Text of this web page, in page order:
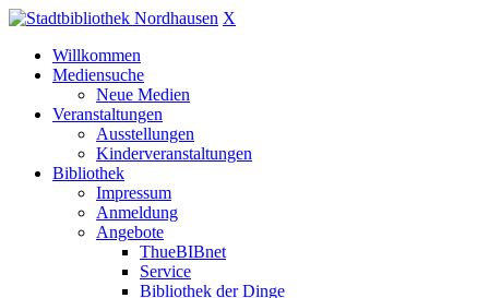
X
Willkommen
Mediensuche
Neue Medien
Veranstaltungen
Ausstellungen
Kinderveranstaltungen
Bibliothek
Impressum
Anmeldung
Angebote
ThueBIBnet
Service
Bibliothek der Dinge